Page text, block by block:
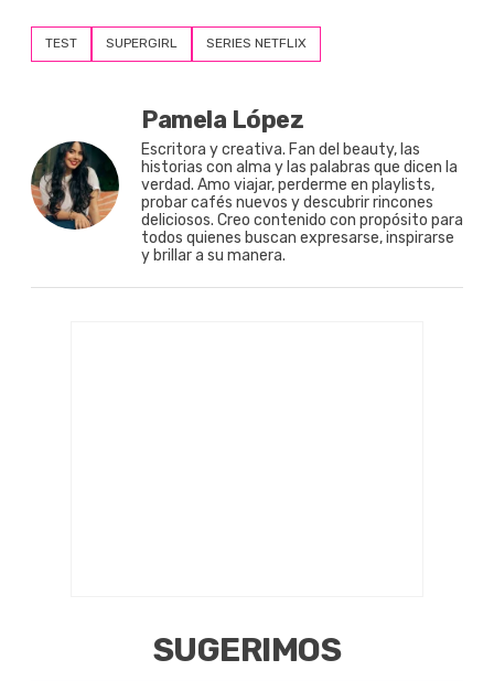
TEST SUPERGIRL SERIES NETFLIX
Pamela López
Escritora y creativa. Fan del beauty, las
historias con alma y las palabras que dicen la
verdad. Amo viajar, perderme en playlists,
probar cafés nuevos y descubrir rincones
deliciosos. Creo contenido con propósito para
todos quienes buscan expresarse, inspirarse
y brillar a su manera.
SUGERIMOS